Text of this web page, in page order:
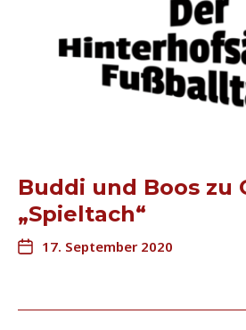
Buddi und Boos zu
„Spieltach“
17. September 2020